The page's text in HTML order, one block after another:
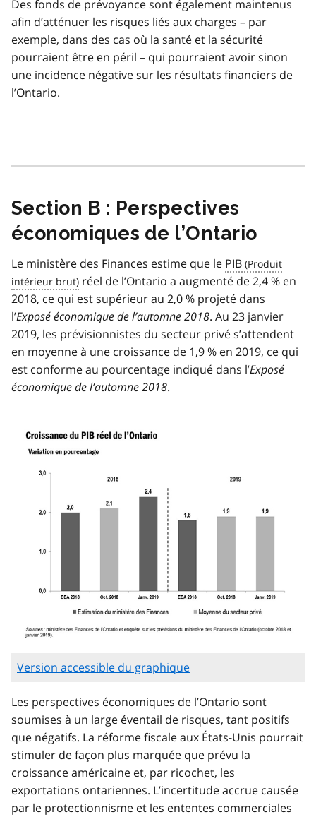
Des fonds de prévoyance sont également maintenus
afin d’atténuer les risques liés aux charges – par
exemple, dans des cas où la santé et la sécurité
pourraient être en péril – qui pourraient avoir sinon
une incidence négative sur les résultats financiers de
l’Ontario.
Section B : Perspectives
économiques de l’Ontario
Le ministère des Finances estime que le PIB
réel de l’Ontario a augmenté de 2,4 % en
2018, ce qui est supérieur au 2,0 % projeté dans
l’Exposé économique de l’automne 2018. Au 23 janvier
2019, les prévisionnistes du secteur privé s’attendent
en moyenne à une croissance de 1,9 % en 2019, ce qui
est conforme au pourcentage indiqué dans l’Exposé
économique de l’automne 2018.
Version accessible du graphique
Les perspectives économiques de l’Ontario sont
soumises à un large éventail de risques, tant positifs
que négatifs. La réforme fiscale aux États-Unis pourrait
stimuler de façon plus marquée que prévu la
croissance américaine et, par ricochet, les
exportations ontariennes. L’incertitude accrue causée
par le protectionnisme et les ententes commerciales